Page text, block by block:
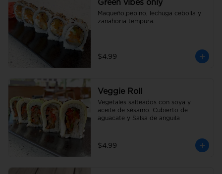
Green vibes only
Maqueño,pepino, lechuga cebolla y
zanahoria tempura.
$4.99
Veggie Roll
Vegetales salteados con soya y
aceite de sésamo. Cubierto de
aguacate y Salsa de anguila
$4.99